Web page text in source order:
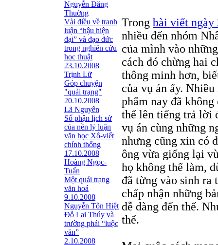
Nguyễn Đăng
Thuờng
Vài điều về tranh
luận “hậu hiện
đại” và đạo đức
trong nghiên cứu
học thuật
23.10.2008
Trịnh Lữ
Góp chuyện
"quái trạng"
20.10.2008
Lã Nguyên
Số phận lịch sử
của nền lý luận
văn học Xô-viết
chính thống
17.10.2008
Hoàng Ngọc-
Tuấn
Một quái trạng
văn hoá
9.10.2008
Nguyễn Tôn Hiệt
Đỗ Lai Thúy và
trường phái “luộc
văn”
2.10.2008
Trong bài viết ngày
nhiều đến nhóm
của mình vào
cách đó chừng hai
thông minh hơn,
của vụ án ấy.
phẩm nay đã
thể lên tiếng trả lời
vụ án cùng những
nhưng cũng xin có
ông vừa giống lại
họ không thể làm,
đã từng vào sinh ra
chấp nhận những
dễ dàng đến thế.
thể.